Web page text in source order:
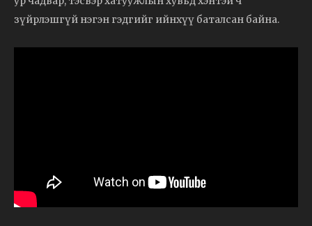
зүйрлэшгүй нэгэн гэдгийг ийнхүү баталсан байна.